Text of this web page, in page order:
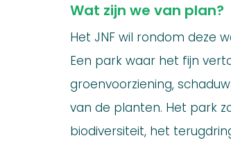
Wat zijn we van plan?
Het JNF wil rondom deze
Een park waar het fijn
groenvoorziening,
van de planten. Het park
biodiversiteit, het